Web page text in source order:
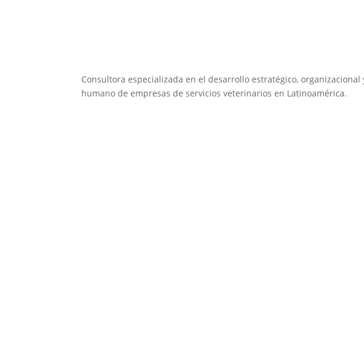
Consultora especializada en el desarrollo estratégico, organizacional
humano de empresas de servicios veterinarios en Latinoamérica.